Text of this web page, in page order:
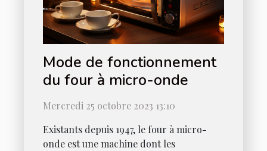
Mode de fonctionnement
du four à micro-onde
Mercredi 25 octobre 2023 13:10
Existants depuis 1947, le four à micro-
onde est une machine dont les